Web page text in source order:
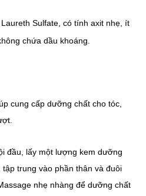
Sulfate, có tính axit nhẹ, ít
chứa dầu khoáng.
cung cấp dưỡng chất cho tóc,
đầu, lấy một lượng kem dưỡng
trung vào phần thân và đuôi
nhẹ nhàng để dưỡng chất